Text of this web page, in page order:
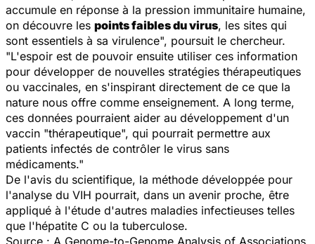
accumule en réponse à la pression immunitaire humaine,
on découvre les points faibles du virus, les sites qui
sont essentiels à sa virulence", poursuit le chercheur.
"L'espoir est de pouvoir ensuite utiliser ces information
pour développer de nouvelles stratégies thérapeutiques
ou vaccinales, en s'inspirant directement de ce que la
nature nous offre comme enseignement. A long terme,
ces données pourraient aider au développement d'un
vaccin "thérapeutique", qui pourrait permettre aux
patients infectés de contrôler le virus sans
médicaments."
De l'avis du scientifique, la méthode développée pour
l'analyse du VIH pourrait, dans un avenir proche, être
appliqué à l'étude d'autres maladies infectieuses telles
que l'hépatite C ou la tuberculose.
Source : A Genome-to-Genome Analysis of Associations